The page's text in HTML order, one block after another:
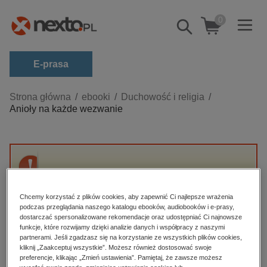
Pokaż/schowaj
wyszukiwarkę
0
E-prasa
Kategorie
Zobacz wszystkie E-prasa
budownictwo, aranżacja wnętrz
dzienniki
edukacja
hobby, sport, rozrywka
komputery, internet, technologie, informatyka
Strona główna ebooki
Duchowość i religia
Anioły na każde wezwanie
Przepraszamy, ale produkt „Anioły na każde
High-contrast mode
Polecane
Chcemy korzystać z plików cookies, aby zapewnić Ci najlepsze wrażenia
podczas przeglądania naszego katalogu ebooków, audiobooków i e-prasy,
dostarczać spersonalizowane rekomendacje oraz udostępniać Ci najnowsze
funkcje, które rozwijamy dzięki analizie danych i współpracy z naszymi
partnerami. Jeśli zgadzasz się na korzystanie ze wszystkich plików cookies,
kliknij „Zaakceptuj wszystkie”. Możesz również dostosować swoje
preferencje, klikając „Zmień ustawienia”. Pamiętaj, że zawsze możesz